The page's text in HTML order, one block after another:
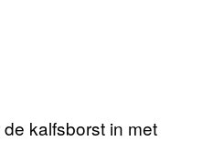
kalfsborst in met